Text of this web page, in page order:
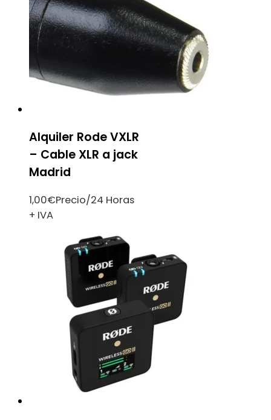
Alquiler Rode VXLR
– Cable XLR a jack
Madrid
1,00€Precio/24 Horas
+ IVA